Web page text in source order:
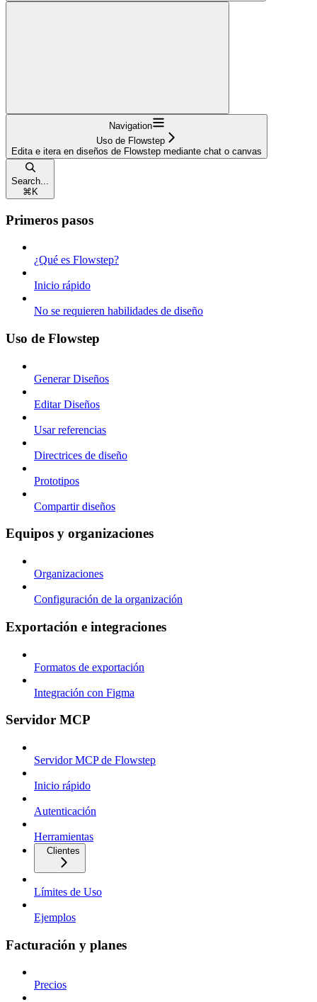
Navigation
Uso de Flowstep
Edita e itera en diseños de Flowstep mediante chat o canvas
Search...
⌘ K
Primeros pasos
¿Qué es Flowstep?
Inicio rápido
No se requieren habilidades de diseño
Uso de Flowstep
Generar Diseños
Editar Diseños
Usar referencias
Directrices de diseño
Prototipos
Compartir diseños
Equipos y organizaciones
Organizaciones
Configuración de la organización
Exportación e integraciones
Formatos de exportación
Integración con Figma
Servidor MCP
Servidor MCP de Flowstep
Inicio rápido
Autenticación
Herramientas
Clientes
Límites de Uso
Ejemplos
Facturación y planes
Precios